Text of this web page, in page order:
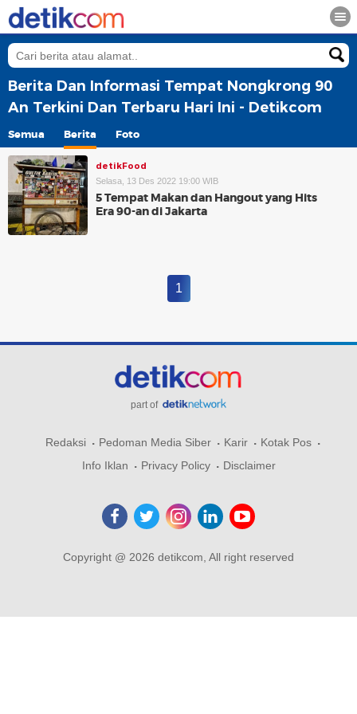
Berita Dan Informasi Tempat Nongkrong 90
An Terkini Dan Terbaru Hari Ini - Detikcom
Semua Berita Foto
detikFood
Selasa, 13 Des 2022 19:00 WIB
5 Tempat Makan dan Hangout yang Hits
Era 90-an di Jakarta
1
part of
Redaksi Pedoman Media Siber Karir
Kotak Pos
Info Iklan
Privacy Policy Disclaimer
Copyright @ 2026 detikcom, All right reserved